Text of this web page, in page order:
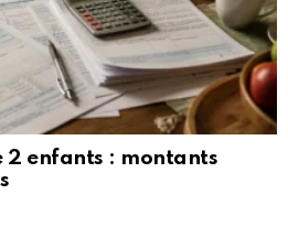
enfants : montants